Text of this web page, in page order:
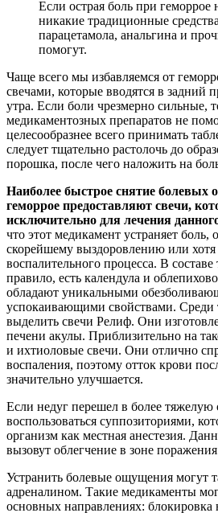
Если острая боль при геморрое
никакие традиционные
парацетамола, анальгина и
помогут.
Чаще всего мы избавляемся от
свечами, которые вводятся в задний
утра. Если боли чрезмерно сильные,
медикаментозных препаратов не
целесообразнее всего принимать
следует тщательно растолочь до
порошка, после чего наложить на
Наиболее быстрое снятие
геморрое предоставляют свечи,
исключительно для лечения
что этот медикамент устраняет боль,
скорейшему выздоровлению или
воспалительного процесса. В составе
правило, есть календула и
обладают уникальными
успокаивающими свойствами. Среди
выделить свечи Релиф. Они
печени акулы. Приблизительно на
и ихтиоловые свечи. Они отлично
воспаления, поэтому отток крови
значительно улучшается.
Если недуг перешел в более тяжелую
воспользоваться суппозиториями,
организм как местная анестезия.
вызовут облегчение в зоне
Устранить болевые ощущения могут
адреналином. Такие медикаменты
основных направлениях: